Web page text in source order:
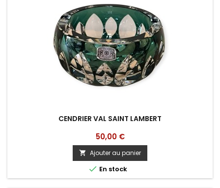
CENDRIER VAL SAINT LAMBERT
Prix
50,00 €
 Ajouter au panier
 En stock